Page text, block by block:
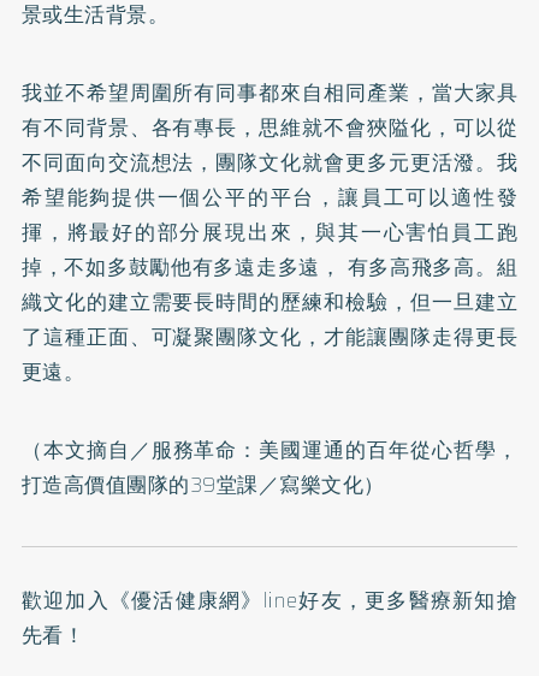
景或生活背景。
我並不希望周圍所有同事都來自相同產業，當大家具
有不同背景、各有專長，思維就不會狹隘化，可以從
不同面向交流想法，團隊文化就會更多元更活潑。我
希望能夠提供一個公平的平台，讓員工可以適性發
揮，將最好的部分展現出來，與其一心害怕員工跑
掉，不如多鼓勵他有多遠走多遠， 有多高飛多高。組
織文化的建立需要長時間的歷練和檢驗，但一旦建立
了這種正面、可凝聚團隊文化，才能讓團隊走得更長
更遠。
（本文摘自／服務革命：美國運通的百年從心哲學，
打造高價值團隊的39堂課／寫樂文化）
歡迎加入 《優活健康網》line好友 ，更多醫療新知搶
先看！